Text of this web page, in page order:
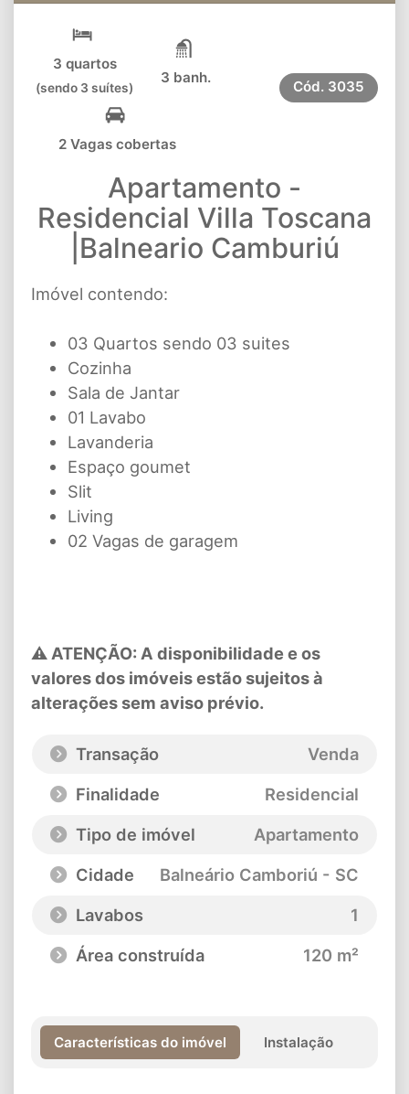
3 quartos
(sendo 3 suítes)
3 banh.
2 Vagas cobertas
Cód. 3035
Apartamento -
Residencial Villa Toscana
|Balneario Camburiú
Imóvel contendo:
03 Quartos sendo 03 suites
Cozinha
Sala de Jantar
01 Lavabo
Lavanderia
Espaço goumet
Slit
Living
02 Vagas de garagem
⚠ ATENÇÃO: A disponibilidade e os
valores dos imóveis estão sujeitos à
alterações sem aviso prévio.
Transação
Venda
Finalidade
Residencial
Tipo de imóvel
Apartamento
Cidade
Balneário Camboriú - SC
Lavabos
1
Área construída
120 m²
Características do imóvel Instalação